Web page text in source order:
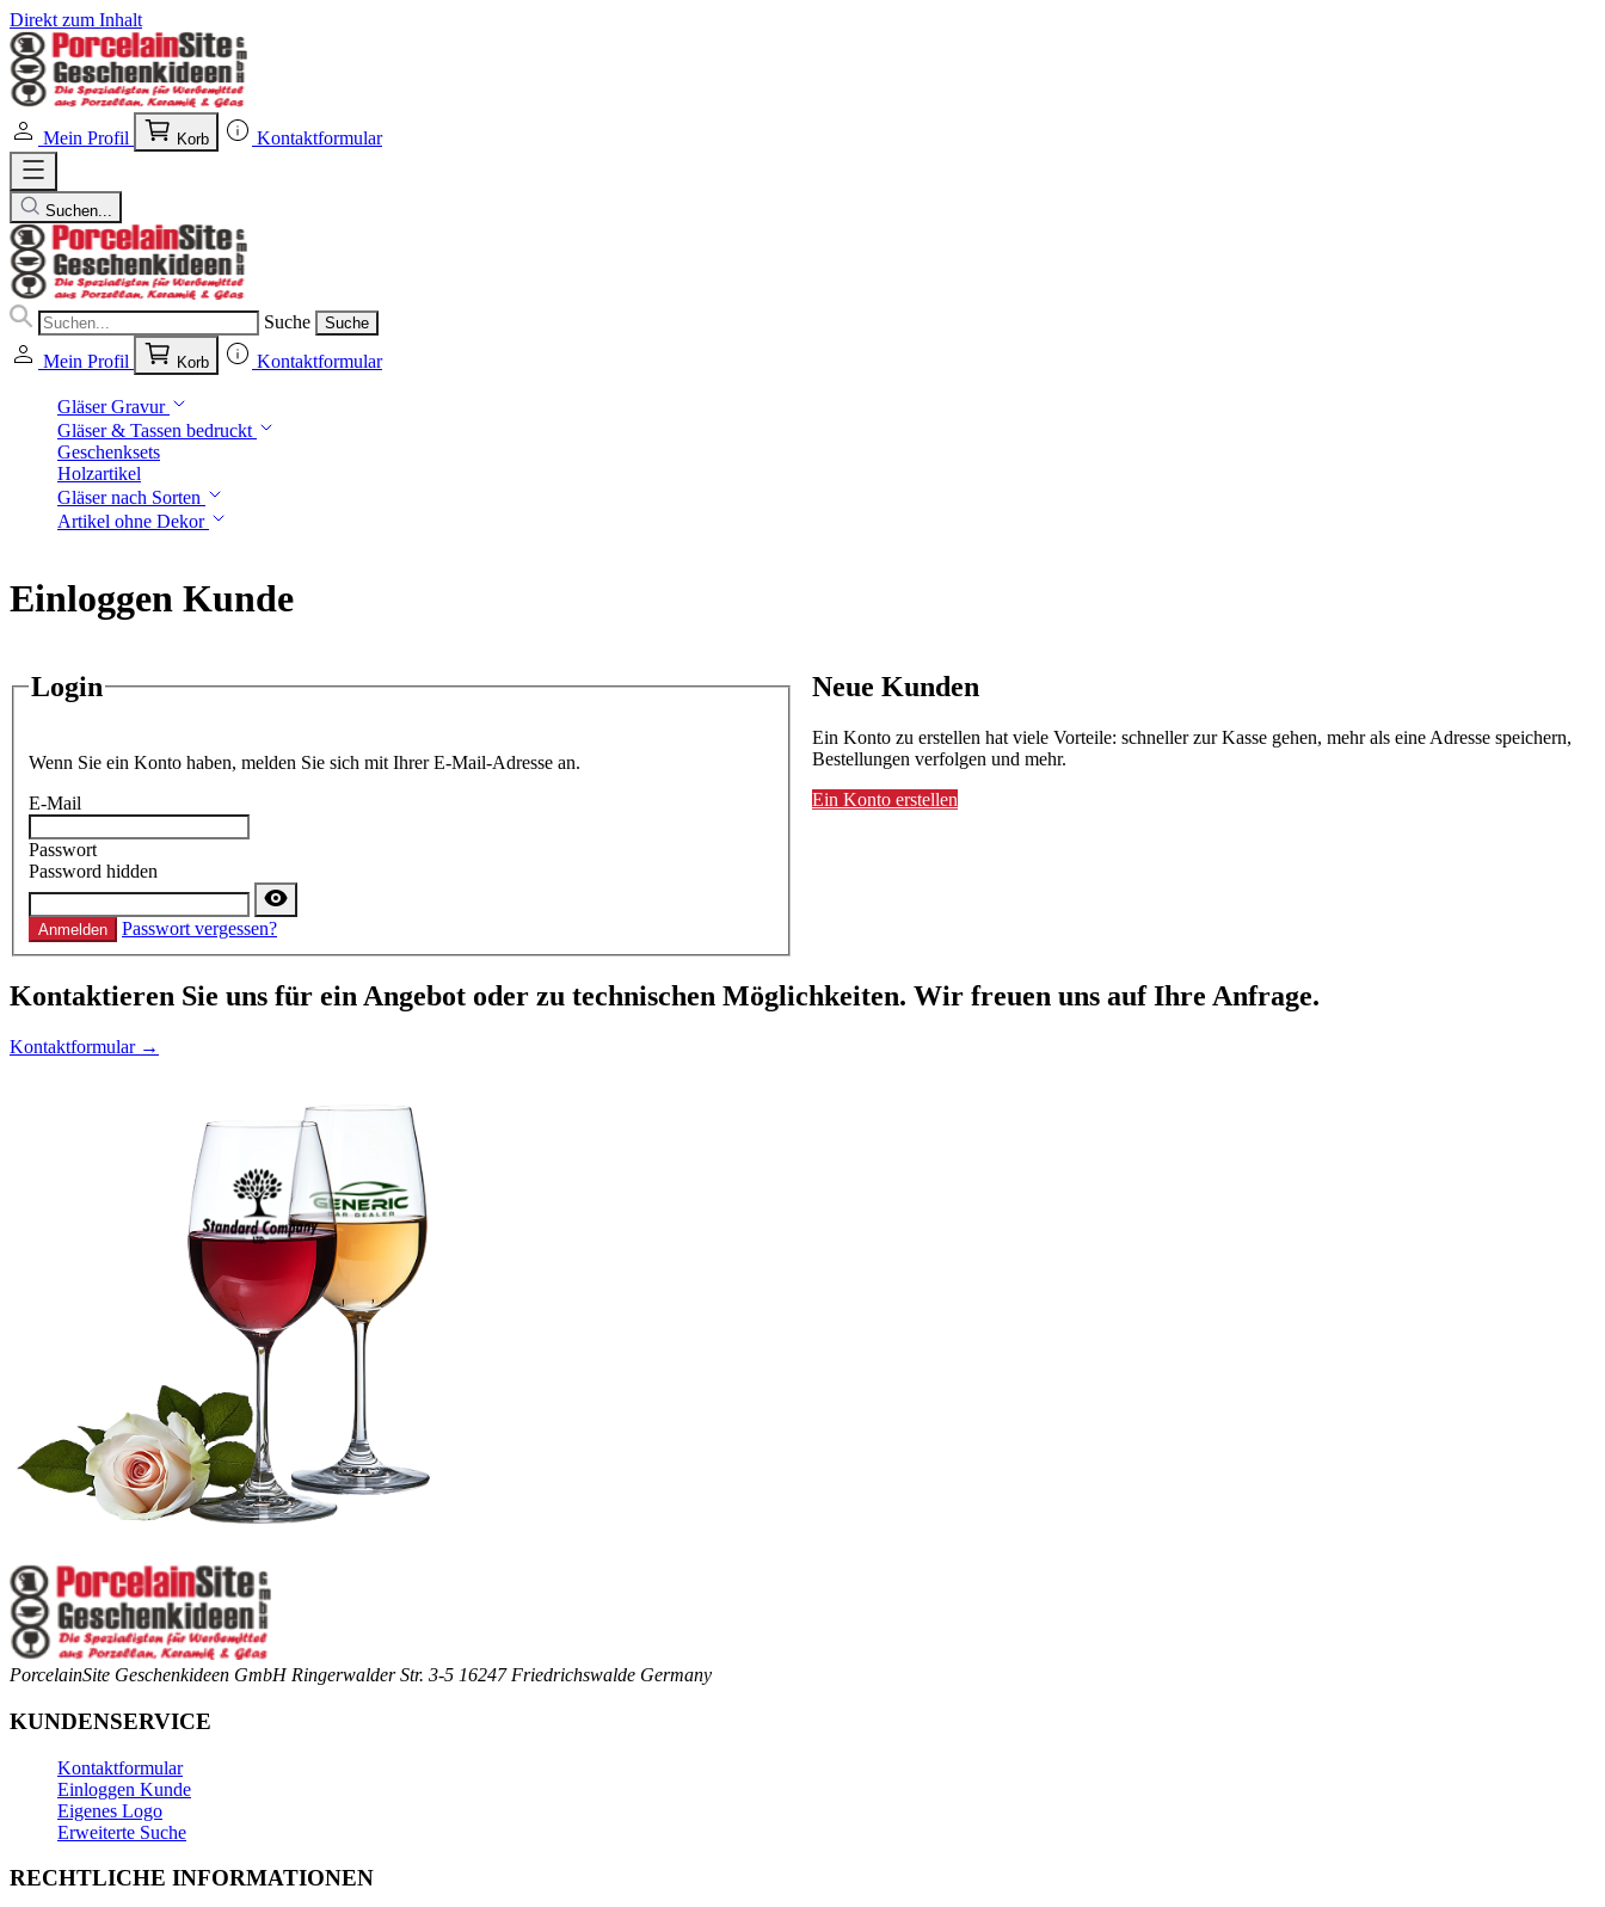
Direkt zum Inhalt
Mein Profil Korb Kontaktformular
Suchen...
Suche Suche
Mein Profil Korb Kontaktformular
Gläser Gravur
Gläser & Tassen bedruckt
Geschenksets
Holzartikel
Gläser nach Sorten
Artikel ohne Dekor
Einloggen Kunde
Login
Wenn Sie ein Konto haben, melden Sie sich mit Ihrer E-Mail-Adresse an.
E-Mail
Passwort
Password hidden
Anmelden Passwort vergessen?
Neue Kunden
Ein Konto zu erstellen hat viele Vorteile: schneller zur Kasse gehen, mehr als eine Adresse speichern,
Bestellungen verfolgen und mehr.
Ein Konto erstellen
Kontaktieren Sie uns für ein Angebot oder zu technischen Möglichkeiten. Wir freuen uns auf Ihre Anfrage.
Kontaktformular →
PorcelainSite Geschenkideen GmbH Ringerwalder Str. 3-5 16247 Friedrichswalde Germany
KUNDENSERVICE
Kontaktformular
Einloggen Kunde
Eigenes Logo
Erweiterte Suche
RECHTLICHE INFORMATIONEN